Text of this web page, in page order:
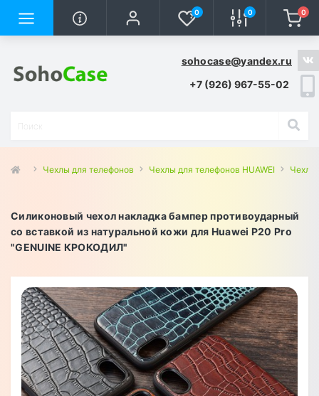
0 0 0
sohocase@yandex.ru
+7 (926) 967-55-02
Чехлы для телефонов Чехлы для телефонов HUAWEI Чехлы
Силиконовый чехол накладка бампер противоударный
со вставкой из натуральной кожи для Huawei P20 Pro
"GENUINE КРОКОДИЛ"